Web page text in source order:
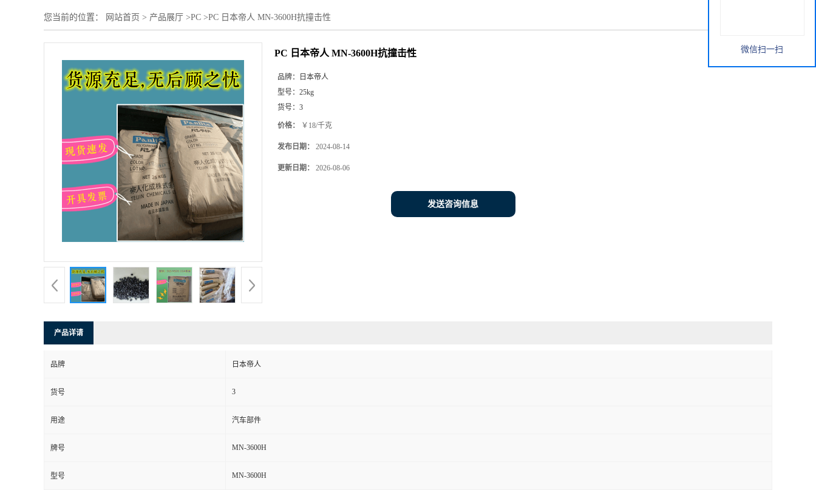
您当前的位置： 网站首页 > 产品展厅 >PC >PC 日本帝人 MN-3600H抗撞击性
PC 日本帝人 MN-3600H抗撞击性
品牌：
日本帝人
型号： 25kg
货号： 3
价格： ￥18/千克
发布日期： 2024-08-14
更新日期： 2026-08-06
发送咨询信息
产品详请
品牌 日本帝人
货号 3
用途 汽车部件
牌号 MN-3600H
型号 MN-3600H
微信扫一扫